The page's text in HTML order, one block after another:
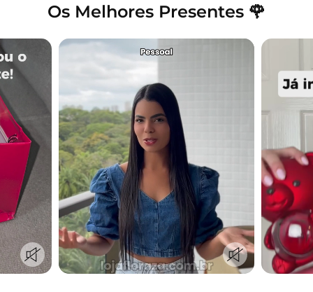
Os Melhores Presentes 🌹